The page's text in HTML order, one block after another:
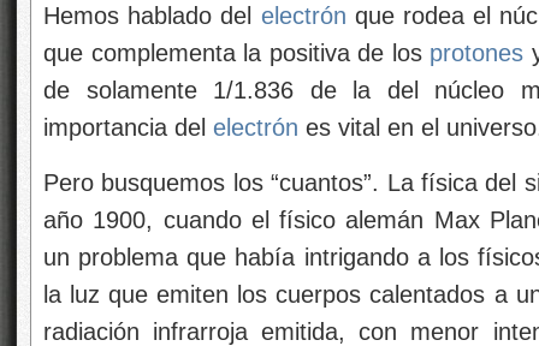
Hemos hablado del electrón que rodea el
que complementa la positiva de los protones
de solamente 1/1.836 de la del núcleo
importancia del electrón es vital en el
Pero busquemos los “cuantos”. La física del
año 1900, cuando el físico alemán Max
un problema que había intrigando a los
la luz que emiten los cuerpos calentados a
radiación infrarroja emitida, con menor